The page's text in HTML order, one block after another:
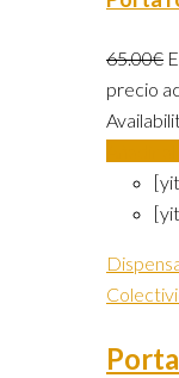
65.00€
precio